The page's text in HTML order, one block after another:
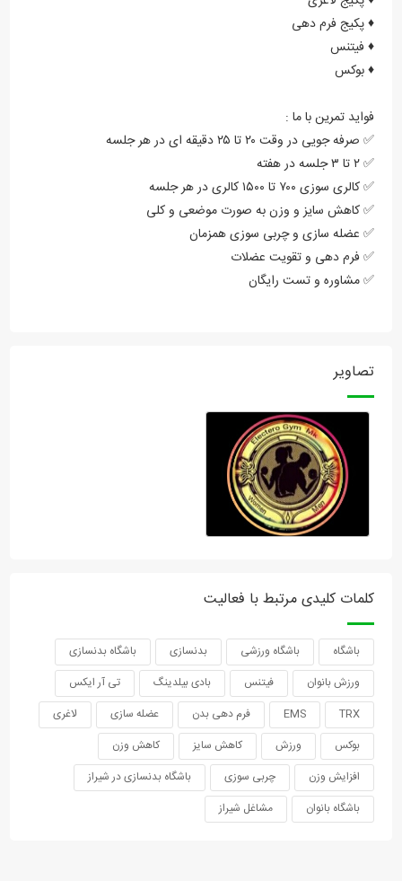
♦️ پکیج فرم دهی
♦️ فیتنس
♦️ بوکس
فواید تمرین با ما :
✅ صرفه جویی در وقت ۲۰ تا ۲۵ دقیقه ای در هر جلسه
✅ ۲ تا ۳ جلسه در هفته
✅ کالری سوزی ۷۰۰ تا ۱۵۰۰ کالری در هر جلسه
✅ کاهش سایز و وزن به صورت موضعی و کلی
✅ عضله سازی و چربی سوزی همزمان
✅ فرم دهی و تقویت عضلات
✅ مشاوره و تست رایگان
تصاویر
کلمات کلیدی مرتبط با فعالیت
باشگاه باشگاه ورزشی بدنسازی
باشگاه بدنسازی
ورزش بانوان
فیتنس بادی بیلدینگ
تی آر ایکس
TRX
EMS فرم دهی بدن عضله سازی
لاغری
بوکس
ورزش کاهش سایز
کاهش وزن
افزایش وزن
چربی سوزی
باشگاه بدنسازی در شیراز
باشگاه بانوان
مشاغل شیراز